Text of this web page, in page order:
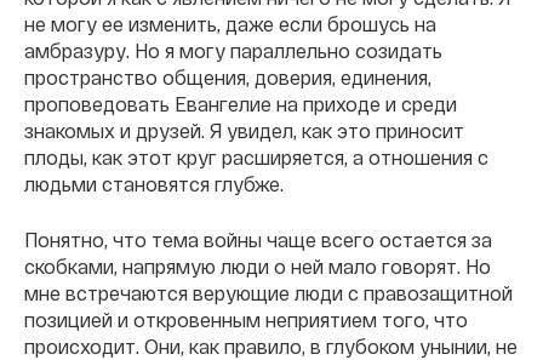
не могу ее изменить, даже если брошусь на
амбразуру. Но я могу параллельно созидать
пространство общения, доверия, единения,
проповедовать Евангелие на приходе и среди
знакомых и друзей. Я увидел, как это приносит
плоды, как этот круг расширяется, а отношения с
людьми становятся глубже.
Понятно, что тема войны чаще всего остается за
скобками, напрямую люди о ней мало говорят. Но
мне встречаются верующие люди с правозащитной
позицией и откровенным неприятием того, что
происходит. Они, как правило, в глубоком унынии, не